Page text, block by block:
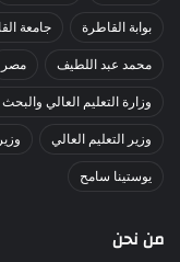
بوابة القاطرة جامعة
محمد عبد اللطيف مصر
وزارة التعليم العالي
وزير التعليم العالي
يوستينا سامح
من نحن